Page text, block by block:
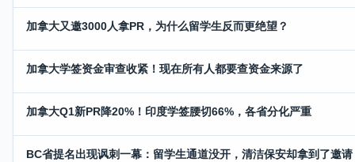
加拿大又邀3000人拿PR，为什么留学生反而更绝望？
加拿大学签资金审查收紧！现在所有人都要查资金来源了
加拿大Q1新PR降20%！印度学签腰切66%，各省分化严重
BC省提名出现讽刺一幕：留学生通道没开，清洁保安却拿到了邀请